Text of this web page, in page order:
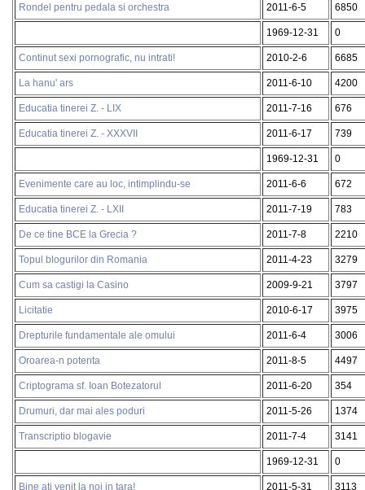
Rondel pentru pedala si orchestra 2011-6-5 6850
1969-12-31 0
Continut sexi pornografic, nu intrati! 2010-2-6 6685
La hanu' ars 2011-6-10 4200
Educatia tinerei Z. - LIX 2011-7-16 676
Educatia tinerei Z. - XXXVII 2011-6-17 739
1969-12-31 0
Evenimente care au loc, intimplindu-se 2011-6-6 672
Educatia tinerei Z. - LXII 2011-7-19 783
De ce tine BCE la Grecia ? 2011-7-8 2210
Topul blogurilor din Romania 2011-4-23 3279
Cum sa castigi la Casino 2009-9-21 3797
Licitatie 2010-6-17 3975
Drepturile fundamentale ale omului 2011-6-4 3006
Oroarea-n potenta 2011-8-5 4497
Criptograma sf. Ioan Botezatorul 2011-6-20 354
Drumuri, dar mai ales poduri 2011-5-26 1374
Transcriptio blogavie 2011-7-4 3141
1969-12-31 0
Bine ati venit la noi in tara! 2011-5-31 3113